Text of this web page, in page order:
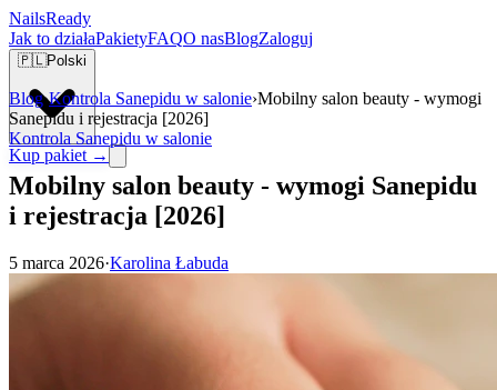
NailsReady
Jak to działaPakietyFAQO nasBlogZaloguj
🇵🇱Polski
Kup pakiet →
Blog›Kontrola Sanepidu w salonie›Mobilny salon beauty - wymogi
Sanepidu i rejestracja [2026]
Kontrola Sanepidu w salonie
Mobilny salon beauty - wymogi Sanepidu
i rejestracja [2026]
5 marca 2026·Karolina Łabuda